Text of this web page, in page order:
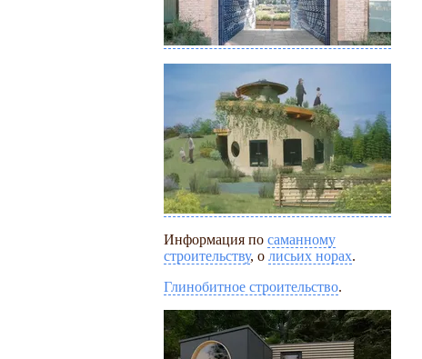
Информация по саманному
строительству, о лисьих норах.
Глинобитное строительство.